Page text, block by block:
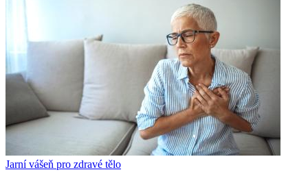
Jarní vášeň pro zdravé tělo